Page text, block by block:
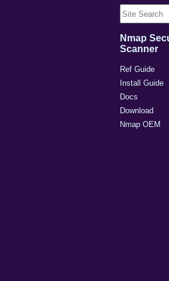
Nmap
Scanner
Ref Guide
Install Guide
Docs
Download
Nmap OEM